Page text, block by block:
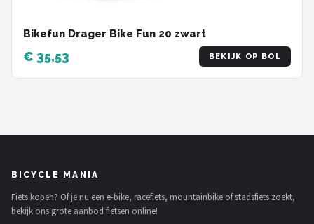
Bikefun Drager Bike Fun 20 zwart
€ 35,53 BEKIJK OP BOL
BICYCLE MANIA
Fiets kopen? Of je nu een e-bike, racefiets, mountainbike of stadsfiets zoekt,
bekijk ons grote aanbod fietsen online!